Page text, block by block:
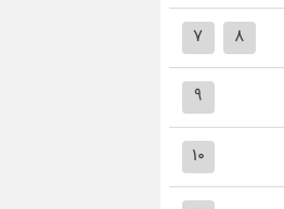
۷ ۸
۹
۱۰